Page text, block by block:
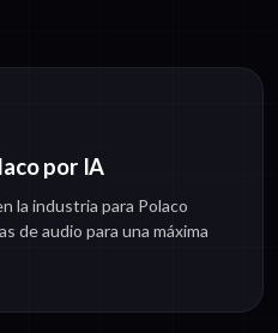
por IA
la industria para Polaco
de audio para una máxima